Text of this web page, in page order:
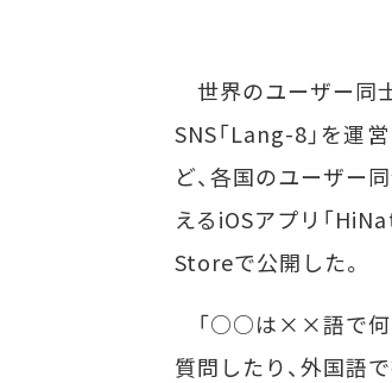
世界のユーザー同
SNS「Lang-8」を運
ど、各国のユーザー
えるiOSアプリ「
Storeで公開した。
「○○は××語で何
質問したり、外国語